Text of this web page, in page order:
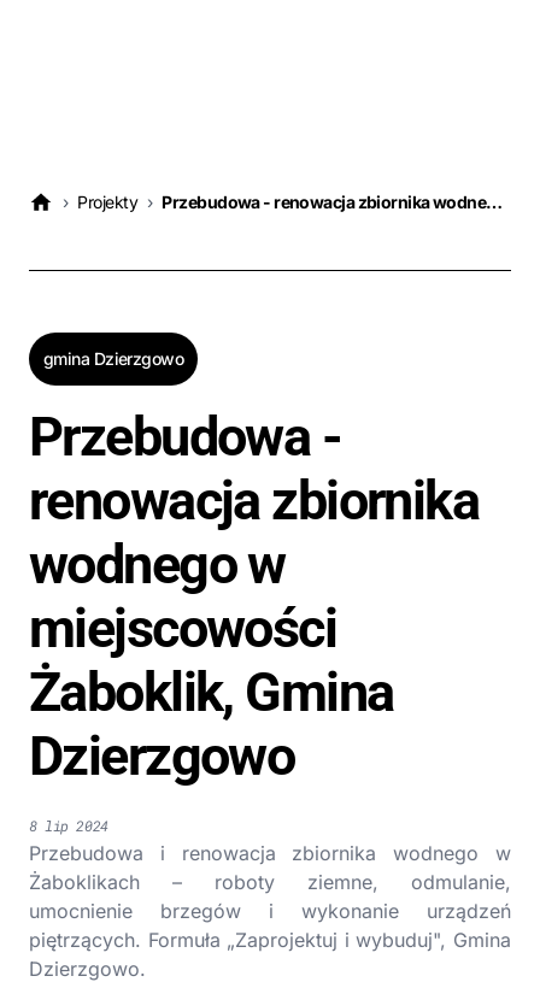
› Projekty › Przebudowa - renowacja zbiornika wodnego w miejscowości Żaboklik, Gmina Dzierzgowo
gmina Dzierzgowo
Przebudowa -
renowacja zbiornika
wodnego w
miejscowości
Żaboklik, Gmina
Dzierzgowo
Przebudowa i renowacja zbiornika wodnego w
Żaboklikach – roboty ziemne, odmulanie,
umocnienie brzegów i wykonanie urządzeń
piętrzących. Formuła „Zaprojektuj i wybuduj", Gmina
Dzierzgowo.
8 lip 2024